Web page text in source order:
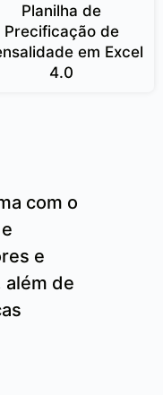
Planilha de
Precificação de
em Excel
4.0
com o
e
de